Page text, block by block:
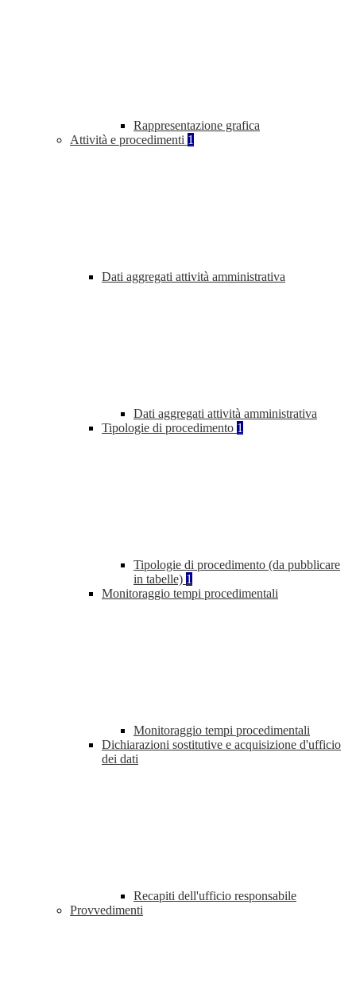
Rappresentazione grafica
Attività e procedimenti 1
Dati aggregati attività amministrativa
Dati aggregati attività amministrativa
Tipologie di procedimento 1
Tipologie di procedimento (da pubblicare
in tabelle) 1
Monitoraggio tempi procedimentali
Monitoraggio tempi procedimentali
Dichiarazioni sostitutive e acquisizione d'ufficio
dei dati
Recapiti dell'ufficio responsabile
Provvedimenti